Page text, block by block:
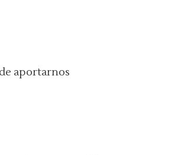
aportarnos